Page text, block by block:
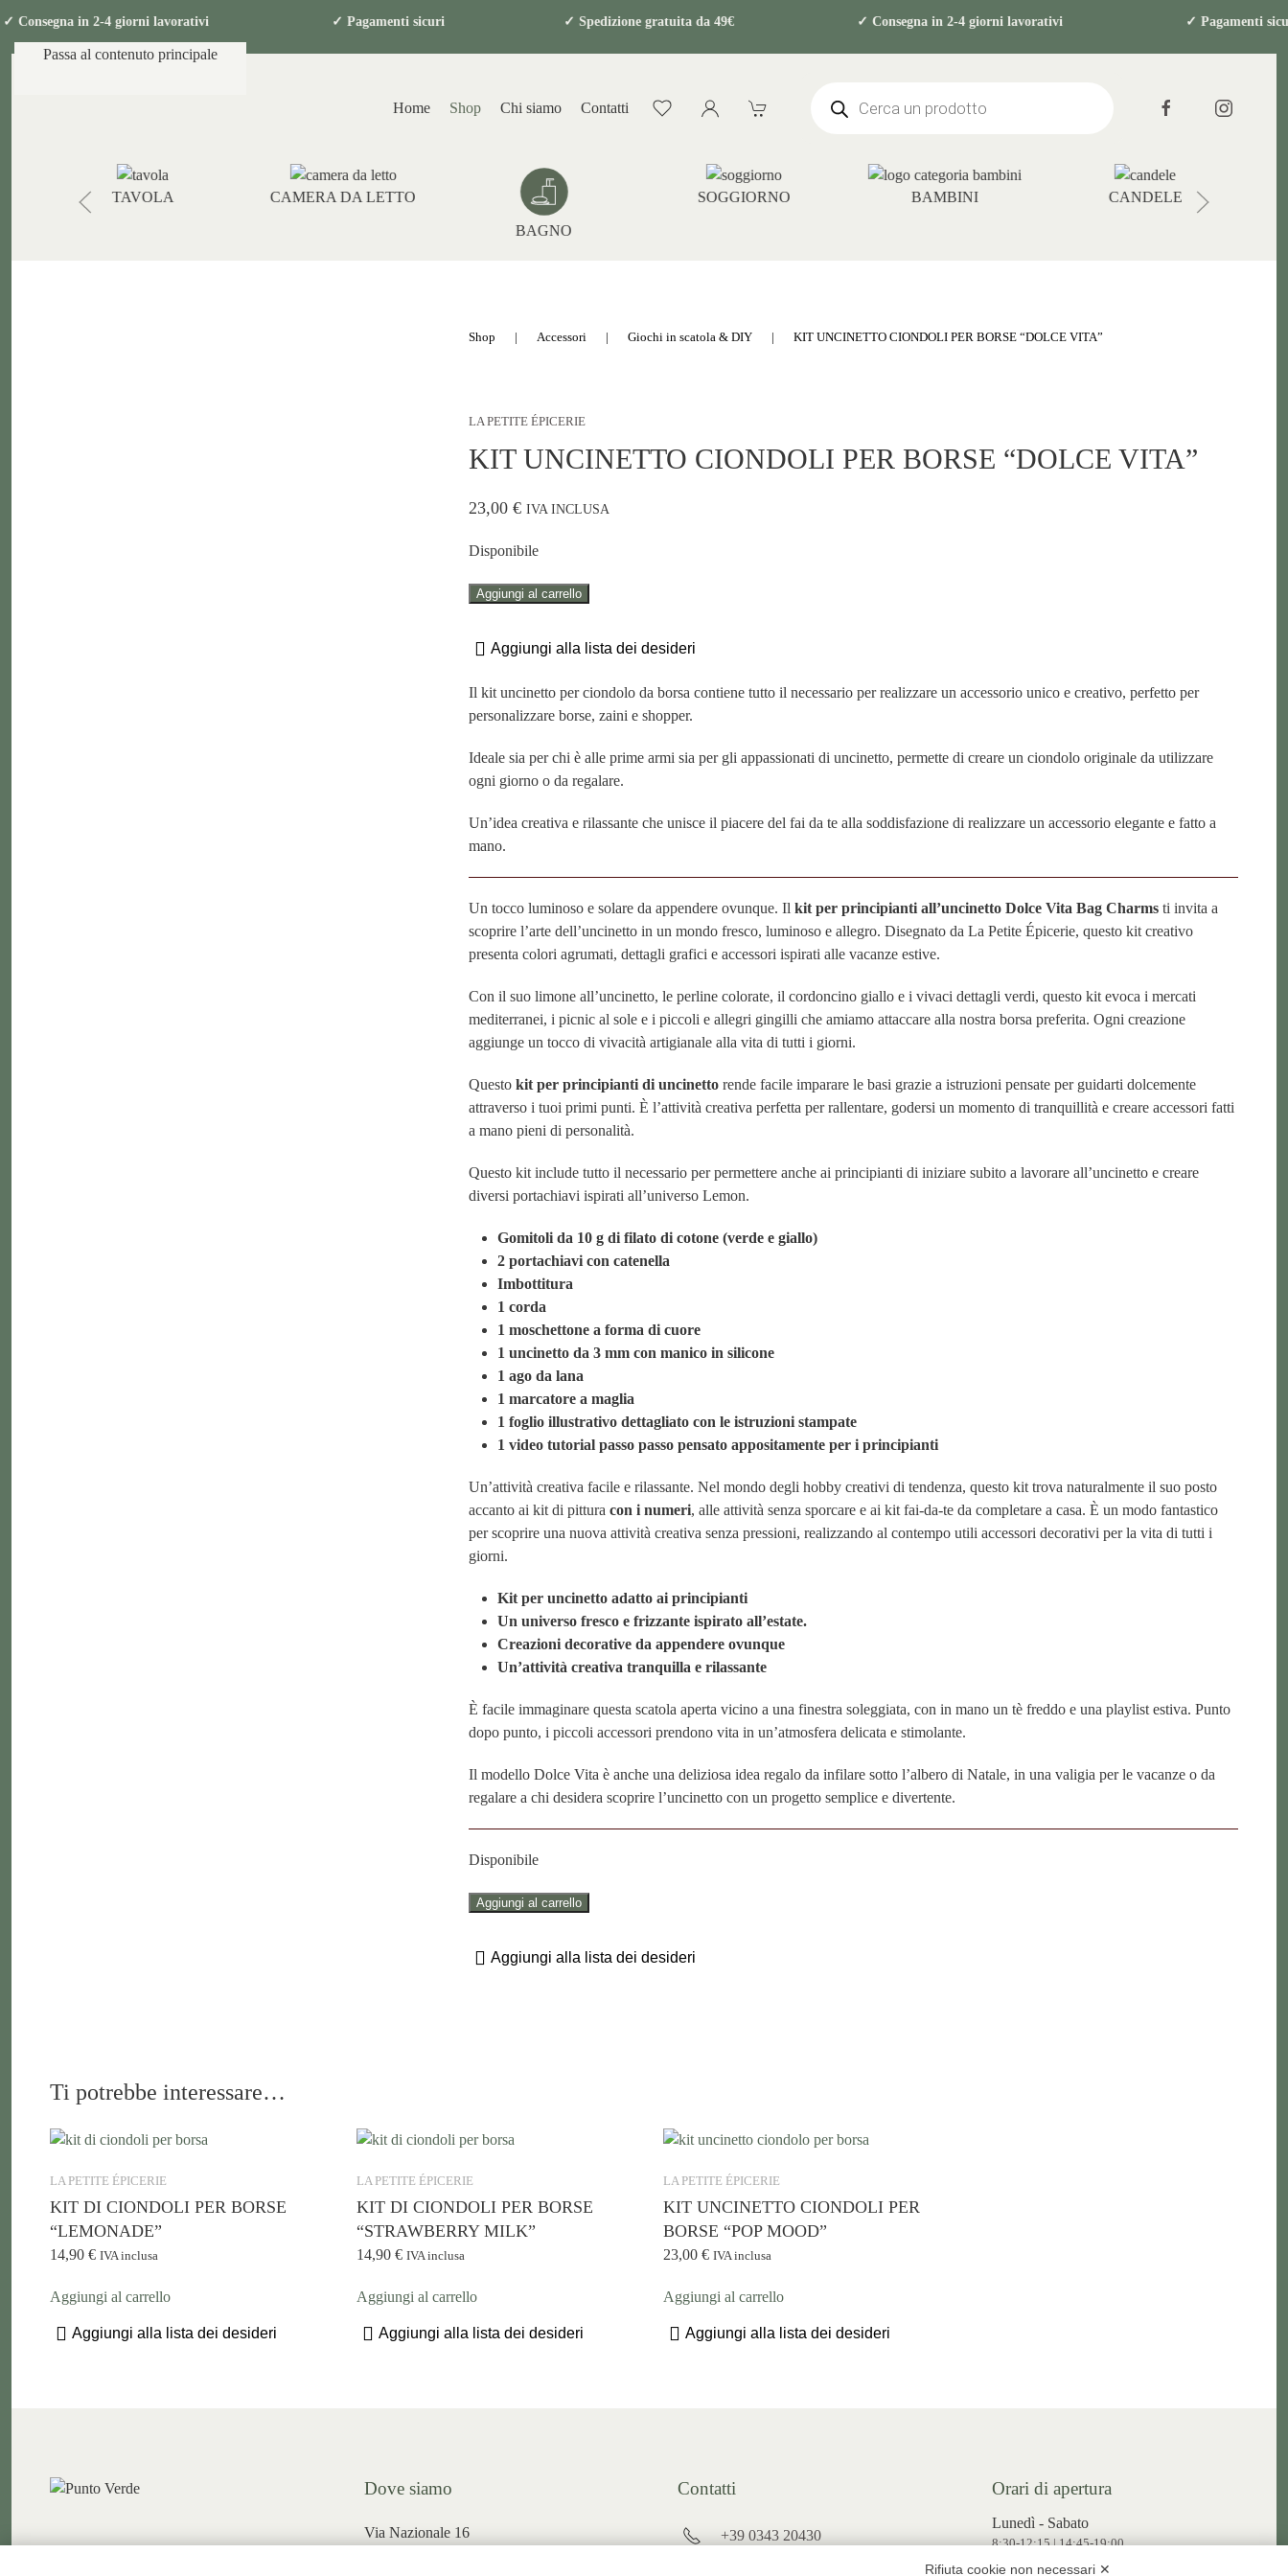
in 2-4 giorni lavorativi ✓ Pagamenti sicuri ✓ Spedizione gratuita da 49€ ✓ Consegna in 2-4 giorni lavorativi ✓
Passa al contenuto principale
Home Shop Chi siamo Contatti
search
TAVOLA CAMERA DA LETTO
BAGNO
SOGGIORNO BAMBINI CANDELE
Shop Accessori Giochi in scatola & DIY KIT UNCINETTO CIONDOLI PER BORSE “DOLCE VITA”
LA PETITE ÉPICERIE
KIT UNCINETTO CIONDOLI PER BORSE “DOLCE VITA”
23,00 € IVA INCLUSA
Disponibile
KIT
PER
BORSE
"DOLCE
quantità
Aggiungi al carrello
Aggiungi alla lista dei desideri
Il kit uncinetto per ciondolo da borsa contiene tutto il necessario per realizzare un accessorio unico e creativo, perfetto per
personalizzare borse, zaini e shopper.
Ideale sia per chi è alle prime armi sia per gli appassionati di uncinetto, permette di creare un ciondolo originale da utilizzare
ogni giorno o da regalare.
Un’idea creativa e rilassante che unisce il piacere del fai da te alla soddisfazione di realizzare un accessorio elegante e fatto a
mano.
Un tocco luminoso e solare da appendere ovunque. Il kit per principianti all’uncinetto Dolce Vita Bag Charmsti invita a
scoprire l’arte dell’uncinetto in un mondo fresco, luminoso e allegro. Disegnato da La Petite Épicerie, questo kit creativo
presenta colori agrumati, dettagli grafici e accessori ispirati alle vacanze estive.
Con il suo limone all’uncinetto, le perline colorate, il cordoncino giallo e i vivaci dettagli verdi, questo kit evoca i mercati
mediterranei, i picnic al sole e i piccoli e allegri gingilli che amiamo attaccare alla nostra borsa preferita. Ogni creazione
aggiunge un tocco di vivacità artigianale alla vita di tutti i giorni.
Questo kit per principianti di uncinettorende facile imparare le basi grazie a istruzioni pensate per guidarti dolcemente
attraverso i tuoi primi punti. È l’attività creativa perfetta per rallentare, godersi un momento di tranquillità e creare accessori fatti
a mano pieni di personalità.
Questo kit include tutto il necessario per permettere anche ai principianti di iniziare subito a lavorare all’uncinetto e creare
diversi portachiavi ispirati all’universo Lemon.
Gomitoli da 10 g di filato di cotone (verde e giallo)
2 portachiavi con catenella
Imbottitura
1 corda
1 moschettone a forma di cuore
1 uncinetto da 3 mm con manico in silicone
1 ago da lana
1 marcatore a maglia
1 foglio illustrativo dettagliato con le istruzioni stampate
1 video tutorial passo passo pensato appositamente per i principianti
Un’attività creativa facile e rilassante. Nel mondo degli hobby creativi di tendenza, questo kit trova naturalmente il suo posto
accanto ai kit di pittura con i numeri, alle attività senza sporcare e ai kit fai-da-te da completare a casa. È un modo fantastico
per scoprire una nuova attività creativa senza pressioni, realizzando al contempo utili accessori decorativi per la vita di tutti i
giorni.
Kit per uncinetto adatto ai principianti
Un universo fresco e frizzante ispirato all’estate.
Creazioni decorative da appendere ovunque
Un’attività creativa tranquilla e rilassante
È facile immaginare questa scatola aperta vicino a una finestra soleggiata, con in mano un tè freddo e una playlist estiva. Punto
dopo punto, i piccoli accessori prendono vita in un’atmosfera delicata e stimolante.
Il modello Dolce Vita è anche una deliziosa idea regalo da infilare sotto l’albero di Natale, in una valigia per le vacanze o da
regalare a chi desidera scoprire l’uncinetto con un progetto semplice e divertente.
Disponibile
KIT
PER
Aggiungi al carrello
Aggiungi alla lista dei desideri
Ti potrebbe interessare…
LA PETITE ÉPICERIE
KIT DI CIONDOLI PER BORSE
“LEMONADE”
14,90 € IVA inclusa
Aggiungi al carrello
Aggiungi alla lista dei desideri
LA PETITE ÉPICERIE
KIT DI CIONDOLI PER BORSE
“STRAWBERRY MILK”
14,90 € IVA inclusa
Aggiungi al carrello
Aggiungi alla lista dei desideri
LA PETITE ÉPICERIE
KIT UNCINETTO CIONDOLI PER
BORSE “POP MOOD”
23,00 € IVA inclusa
Aggiungi al carrello
Aggiungi alla lista dei desideri
Dove siamo
Via Nazionale 16
Contatti
+39 0343 20430
INFO@PUNTOVERDEPRATA.IT
Orari di apertura
Lunedì - Sabato
8:30-12:15 | 14:45-19:00
Rifiuta cookie non necessari ✕